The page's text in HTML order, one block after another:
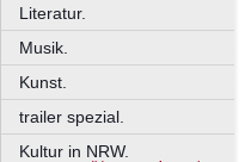
Literatur.
Musik.
Kunst.
trailer spezial.
Kultur in NRW.